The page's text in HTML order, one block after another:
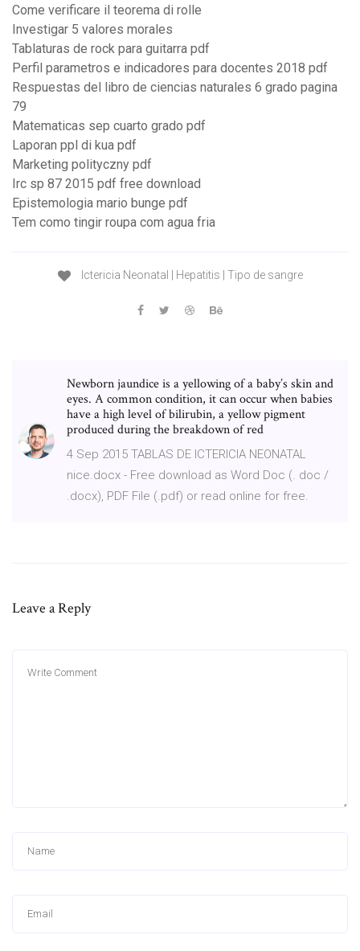
Come verificare il teorema di rolle
Investigar 5 valores morales
Tablaturas de rock para guitarra pdf
Perfil parametros e indicadores para docentes 2018 pdf
Respuestas del libro de ciencias naturales 6 grado pagina
79
Matematicas sep cuarto grado pdf
Laporan ppl di kua pdf
Marketing polityczny pdf
Irc sp 87 2015 pdf free download
Epistemologia mario bunge pdf
Tem como tingir roupa com agua fria
Ictericia Neonatal | Hepatitis | Tipo de sangre
Newborn jaundice is a yellowing of a baby’s skin and
eyes. A common condition, it can occur when babies
have a high level of bilirubin, a yellow pigment
produced during the breakdown of red
4 Sep 2015 TABLAS DE ICTERICIA NEONATAL
nice.docx - Free download as Word Doc (. doc /
.docx), PDF File (.pdf) or read online for free.
Leave a Reply